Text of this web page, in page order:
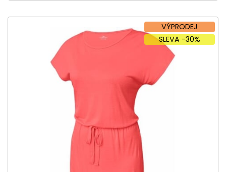
VÝPRODEJ
SLEVA -30%